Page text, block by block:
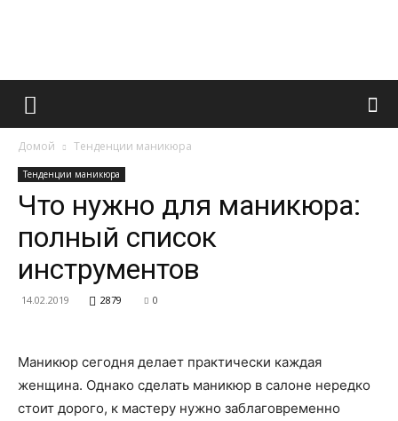
Французский
и
Домой Тенденции маникюра
Тенденции маникюра
Что нужно для маникюра:
полный список
инструментов
14.02.2019 2879 0
Маникюр сегодня делает практически каждая
женщина. Однако сделать маникюр в салоне нередко
стоит дорого, к мастеру нужно заблаговременно